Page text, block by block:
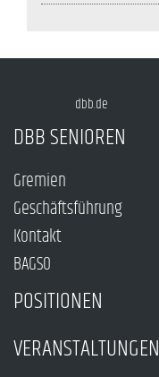
dbb.de
DBB SENIOREN
Gremien
Geschäftsführung
Kontakt
BAGSO
POSITIONEN
VERANSTALTUNGEN